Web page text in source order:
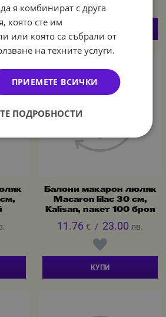
Балони макарон люляк
Macaron lilac 30 см,
Kalisan, пакет 100 броя
11.76 € / 23.00 лв.
КУПИ
я комбинират с друга
която сте им
или която са събрали от
на техните услуги.
ПРИЕМЕТЕ ВСИЧКИ
ПОДРОБНОСТИ